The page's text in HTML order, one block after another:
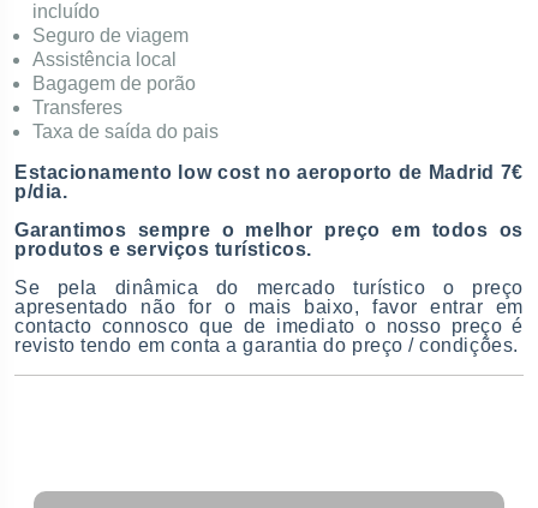
incluído
Seguro de viagem
Assistência local
Bagagem de porão
Transferes
Taxa de saída do pais
Estacionamento low cost no aeroporto de Madrid 7€
p/dia.
Garantimos sempre o melhor preço em todos os
produtos e serviços turísticos.
Se pela dinâmica do mercado turístico o preço
apresentado não for o mais baixo, favor entrar em
contacto connosco que de imediato o nosso preço é
revisto tendo em conta a garantia do preço / condições.